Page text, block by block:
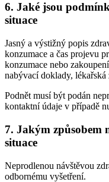
6. Jaké jsou
situace
Jasný a výstižný popis
konzumace a čas projevu
konzumace nebo
nabývací doklady, lékařská
Podnět musí být podán
kontaktní údaje v případě
7. Jakým způsobem
situace
Neprodlenou návštěvou
odbornému vyšetření.